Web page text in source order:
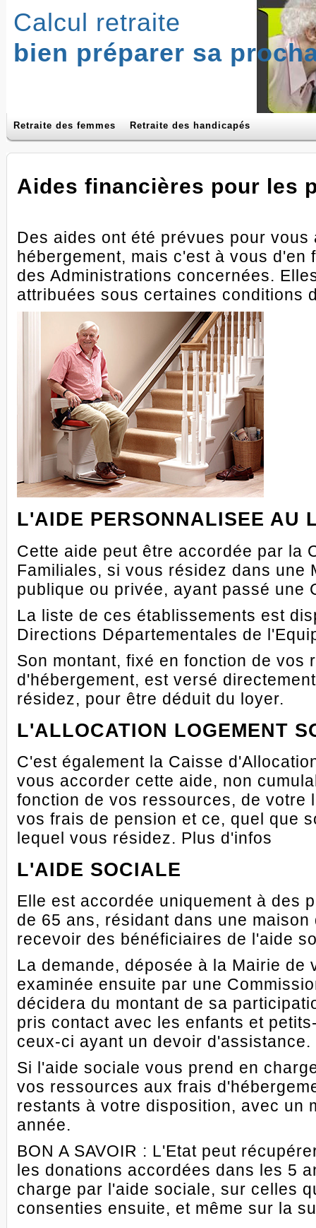
Calcul retraite
bien préparer sa
Retraite des femmes Retraite des handicapés
Aides financières pour les
Des aides ont été prévues pour
hébergement, mais c'est à vous d'en
des Administrations concernées.
attribuées sous certaines conditions
L'AIDE PERSONNALISEE AU
Cette aide peut être accordée par la
Familiales, si vous résidez dans une
publique ou privée, ayant passé une
La liste de ces établissements est
Directions Départementales de
Son montant, fixé en fonction de vos
d'hébergement, est versé
résidez, pour être déduit du loyer.
L'ALLOCATION LOGEMENT
C'est également la Caisse
vous accorder cette aide, non
fonction de vos ressources, de votre
vos frais de pension et ce, quel que
lequel vous résidez. Plus d'infos
L'AIDE SOCIALE
Elle est accordée uniquement à des
de 65 ans, résidant dans une
recevoir des bénéficiaires de l'aide
La demande, déposée à la Mairie de
examinée ensuite par une
décidera du montant de sa
pris contact avec les enfants et
ceux-ci ayant un devoir d'assistance.
Si l'aide sociale vous prend en
vos ressources aux frais
restants à votre disposition, avec un
année.
BON A SAVOIR : L'Etat peut
les donations accordées dans les 5
charge par l'aide sociale, sur celles
consenties ensuite, et même sur la